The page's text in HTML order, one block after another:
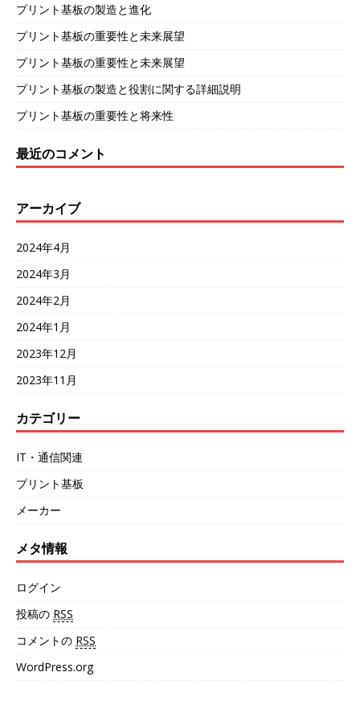
プリント基板の製造と進化
プリント基板の重要性と未来展望
プリント基板の重要性と未来展望
プリント基板の製造と役割に関する詳細説明
プリント基板の重要性と将来性
最近のコメント
アーカイブ
2024年4月
2024年3月
2024年2月
2024年1月
2023年12月
2023年11月
カテゴリー
IT・通信関連
プリント基板
メーカー
メタ情報
ログイン
投稿の RSS
コメントの RSS
WordPress.org